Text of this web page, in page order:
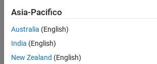
Asia-Pacifico
Australia (English)
India (English)
New Zealand (English)